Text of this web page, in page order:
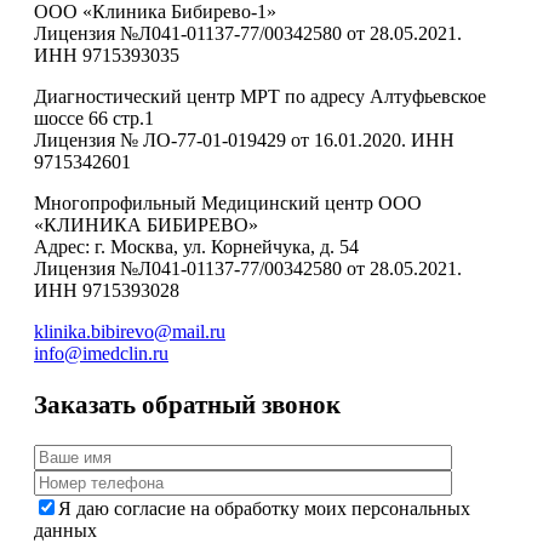
ООО «Клиника Бибирево-1»
Лицензия №Л041-01137-77/00342580 от 28.05.2021.
ИНН 9715393035
Диагностический центр МРТ по адресу Алтуфьевское
шоссе 66 стр.1
Лицензия № ЛО-77-01-019429 от 16.01.2020. ИНН
9715342601
Многопрофильный Медицинский центр ООО
«КЛИНИКА БИБИРЕВО»
Адрес: г. Москва, ул. Корнейчука, д. 54
Лицензия №Л041-01137-77/00342580 от 28.05.2021.
ИНН 9715393028
klinika.bibirevo@mail.ru
info@imedclin.ru
Заказать обратный звонок
Я даю согласие на обработку моих персональных
данных